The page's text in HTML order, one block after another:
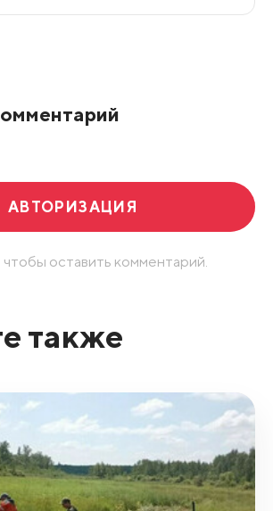
АВТОРИЗАЦИЯ
оставить комментарий.
также